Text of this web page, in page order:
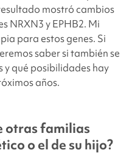
mostró cambios
NRXN3 y EPHB2. Mi
para estos genes. Si
saber si también se
y qué posibilidades hay
años.
otras familias
o el de su hijo?